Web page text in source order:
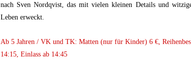
nach Sven Nordqvist, das mit vielen kleinen Details und
Leben erweckt.
Ab 5 Jahren / VK und TK: Matten (nur für Kinder) 6 €,
14:15, Einlass ab 14:45